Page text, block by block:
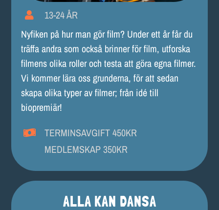
13-24 ÅR
Nyfiken på hur man gör film? Under ett år får du
träffa andra som också brinner för film, utforska
filmens olika roller och testa att göra egna filmer.
Vi kommer lära oss grunderna, för att sedan
skapa olika typer av filmer; från idé till
biopremiär!
TERMINSAVGIFT 450KR
MEDLEMSKAP 350KR
ALLA KAN DANSA